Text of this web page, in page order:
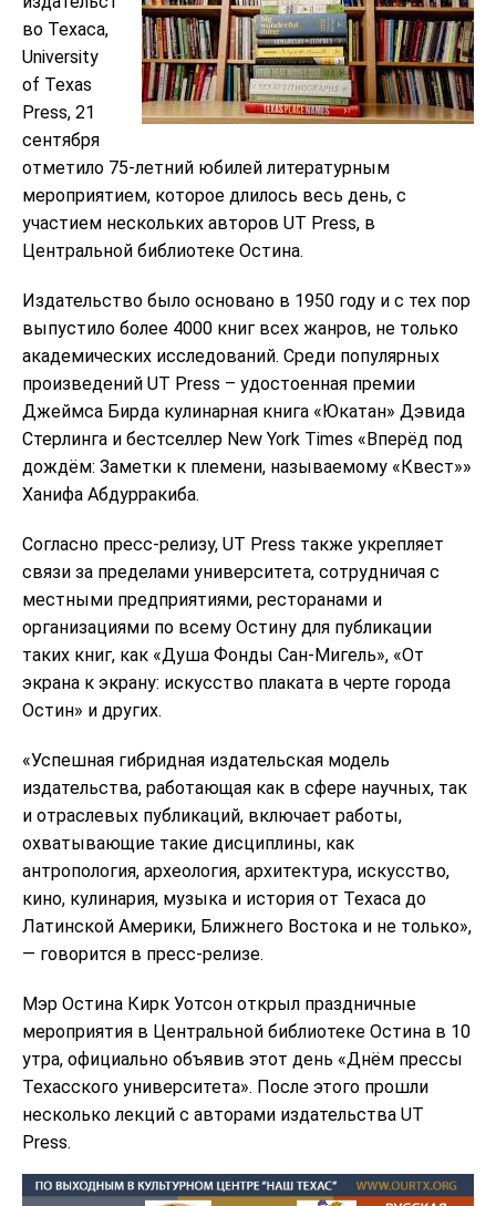
во Техаса,
University
of Texas
Press, 21
сентября
отметило 75-летний юбилей литературным
мероприятием, которое длилось весь день, с
участием нескольких авторов UT Press, в
Центральной библиотеке Остина.
Издательство было основано в 1950 году и с тех пор
выпустило более 4000 книг всех жанров, не только
академических исследований. Среди популярных
произведений UT Press – удостоенная премии
Джеймса Бирда кулинарная книга «Юкатан» Дэвида
Стерлинга и бестселлер New York Times «Вперёд под
дождём: Заметки к племени, называемому «Квест»»
Ханифа Абдурракиба.
Согласно пресс-релизу, UT Press также укрепляет
связи за пределами университета, сотрудничая с
местными предприятиями, ресторанами и
организациями по всему Остину для публикации
таких книг, как «Душа Фонды Сан-Мигель», «От
экрана к экрану: искусство плаката в черте города
Остин» и других.
«Успешная гибридная издательская модель
издательства, работающая как в сфере научных, так
и отраслевых публикаций, включает работы,
охватывающие такие дисциплины, как
антропология, археология, архитектура, искусство,
кино, кулинария, музыка и история от Техаса до
Латинской Америки, Ближнего Востока и не только»,
— говорится в пресс-релизе.
Мэр Остина Кирк Уотсон открыл праздничные
мероприятия в Центральной библиотеке Остина в 10
утра, официально объявив этот день «Днём прессы
Техасского университета». После этого прошли
несколько лекций с авторами издательства UT
Press.